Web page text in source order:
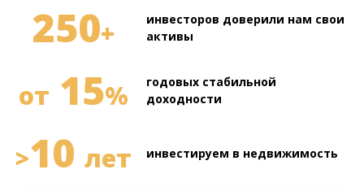
250+
инвесторов доверили нам свои
активы
от 15%
годовых стабильной
доходности
>10 лет инвестируем в недвижимость